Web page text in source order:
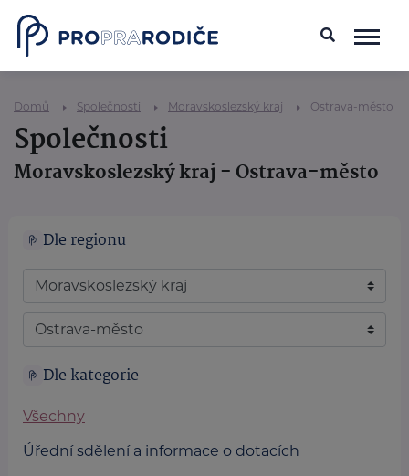
Domů Společnosti Moravskoslezský kraj Ostrava-město
Společnosti
Moravskoslezský kraj - Ostrava-město
Dle regionu
Dle kategorie
Všechny
Úřední sdělení a informace o dotacích